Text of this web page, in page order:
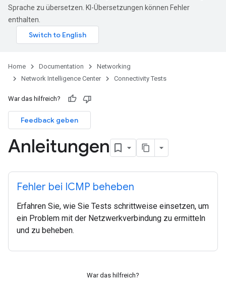
Sprache zu übersetzen. KI-Übersetzungen können Fehler
enthalten.
Home Documentation
Networking
Network Intelligence Center
Connectivity Tests
War das hilfreich?
Feedback geben
Anleitungen
Fehler bei ICMP beheben
Erfahren Sie, wie Sie Tests schrittweise einsetzen, um
ein Problem mit der Netzwerkverbindung zu ermitteln
und zu beheben.
War das hilfreich?